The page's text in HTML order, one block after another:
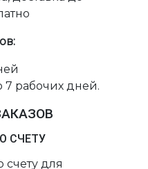
7 рабочих дней.
СЧЕТУ
счету для